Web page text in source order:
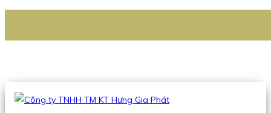
Hotline:0938 336 079